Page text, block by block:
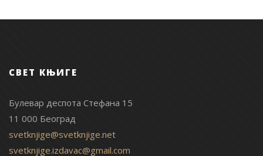
СВЕТ КЊИГЕ
Булевар деспота Стефана 15
11 000 Београд
svetknjige@svetknjige.net
svetknjige.izdavac@gmail.com